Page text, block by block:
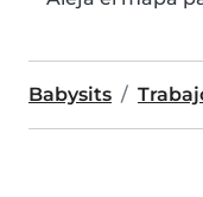
Babysits